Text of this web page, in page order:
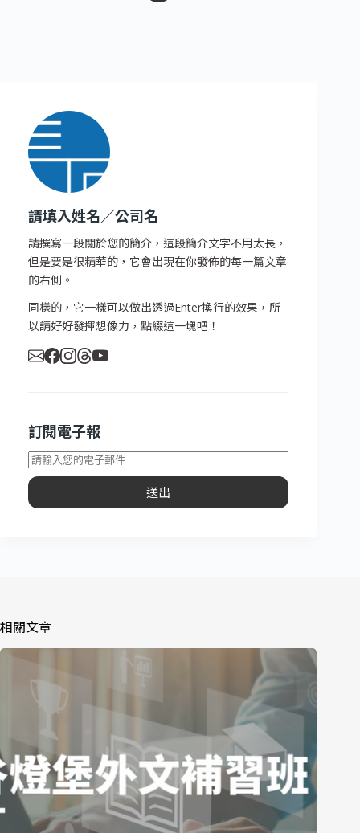
請填入姓名／公司名
請撰寫一段關於您的簡介，這段簡介文字不用太長，
但是要是很精華的，它會出現在你發佈的每一篇文章
的右側。
同樣的，它一樣可以做出透過Enter換行的效果，所
以請好好發揮想像力，點綴這一塊吧！
訂閱電子報
送出
相關文章